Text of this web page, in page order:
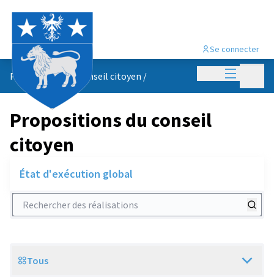
Menu
Se connecter
Propositions du conseil citoyen /
Propositions du conseil
citoyen
État d'exécution global
Rechercher des réalisations
Scope
Tous